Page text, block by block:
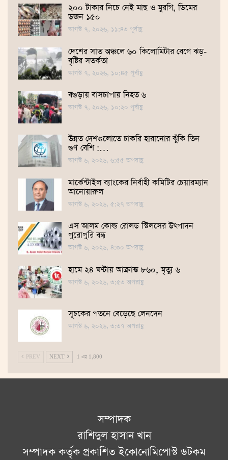
২০০ টাকার নিচে নেই মাছ ও মুরগি, ডিমের
ডজন ১৫০
আগস্ট ৭, ২০২৬, ১১:৪৩ পূর্বাহ্ণ
দেশের সাত অঞ্চলে ৬০ কিলোমিটার বেগে ঝড়-
বৃষ্টির সতর্কতা
আগস্ট ৭, ২০২৬, ১০:৪৫ পূর্বাহ্ণ
বগুড়ায় বাসচাপায় নিহত ৬
আগস্ট ৭, ২০২৬, ১০:২০ পূর্বাহ্ণ
উন্নত দেশগুলোতে চাকরি হারানোর ঝুঁকি তিন
গুণ বেশি :…
আগস্ট ৬, ২০২৬, ৬:৫৫ অপরাহ্ণ
মার্কেন্টাইল ব্যাংকের নির্বাহী কমিটির চেয়ারম্যান
আনোয়ারুল
আগস্ট ৬, ২০২৬, ৫:২৭ অপরাহ্ণ
এস আলম কোল্ড রোলড স্টিলসের উৎপাদন
পুরোপুরি বন্ধ
আগস্ট ৬, ২০২৬, ৪:৩০ অপরাহ্ণ
হামে ২৪ ঘণ্টায় আক্রান্ত ৮৬০, মৃত্যু ৬
আগস্ট ৬, ২০২৬, ৩:৫৩ অপরাহ্ণ
সূচকের পতনে বেড়েছে লেনদেন
আগস্ট ৬, ২০২৬, ৩:৩৭ অপরাহ্ণ
PREV NEXT 1 এর 1,800
সম্পাদক
রাশিদুল হাসান খান
সম্পাদক কর্তৃক প্রকাশিত ইকোনোমিপোস্ট ডটকম